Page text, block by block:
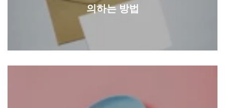
의하는 방법